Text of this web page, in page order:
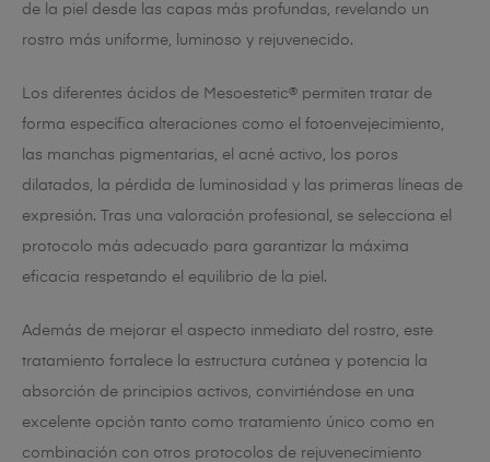
de la piel desde las capas más profundas, revelando un
rostro más uniforme, luminoso y rejuvenecido.
Los diferentes ácidos de Mesoestetic® permiten tratar de
forma específica alteraciones como el fotoenvejecimiento,
las manchas pigmentarias, el acné activo, los poros
dilatados, la pérdida de luminosidad y las primeras líneas de
expresión. Tras una valoración profesional, se selecciona el
protocolo más adecuado para garantizar la máxima
eficacia respetando el equilibrio de la piel.
Además de mejorar el aspecto inmediato del rostro, este
tratamiento fortalece la estructura cutánea y potencia la
absorción de principios activos, convirtiéndose en una
excelente opción tanto como tratamiento único como en
combinación con otros protocolos de rejuvenecimiento